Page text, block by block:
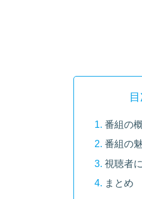
番組の
番組の
視聴者
まとめ